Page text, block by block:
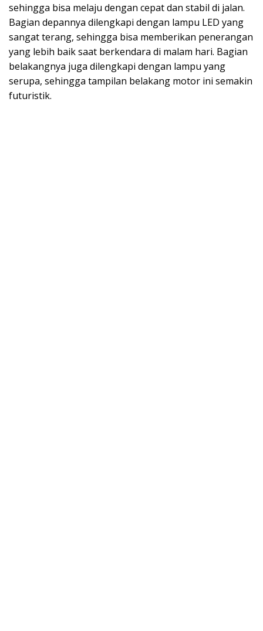
sehingga bisa melaju dengan cepat dan stabil di jalan.
Bagian depannya dilengkapi dengan lampu LED yang
sangat terang, sehingga bisa memberikan penerangan
yang lebih baik saat berkendara di malam hari. Bagian
belakangnya juga dilengkapi dengan lampu yang
serupa, sehingga tampilan belakang motor ini semakin
futuristik.